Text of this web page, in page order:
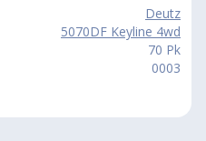
Deutz
5070DF Keyline 4wd
70 Pk
0003